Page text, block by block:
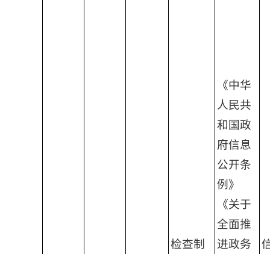
检查制
《中华
人民共
和国政
府信息
公开条
例》
《关于
全面推
进政务